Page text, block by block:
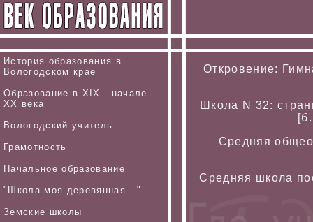
История образования в
Вологодском крае
Образование в XIX - начале
XX века
Вологодский учитель
Грамотность
Начальное образование
"Школа моя деревянная..."
Земские школы
Откровение:
Школа N 32:
Средняя
Средняя школа